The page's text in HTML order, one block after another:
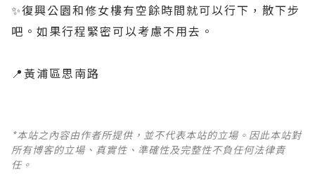
✨️復興公園和修女樓有空餘時間就可以行下，散下步
吧。如果行程緊密可以考慮不用去。
📍黃浦區思南路
*本站之內容由作者所提供，並不代表本站的立場。因此本站對
所有博客的立場、真實性、準確性及完整性不負任何法律責
任。